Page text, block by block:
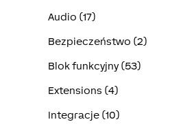
Audio (17)
Bezpieczeństwo (2)
Blok funkcyjny (53)
Extensions (4)
Integracje (10)